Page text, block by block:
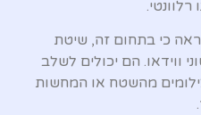
כי בתחום זה, שיטת
ווידאו. הם יכולים לשלב
מהשטח או המחשות